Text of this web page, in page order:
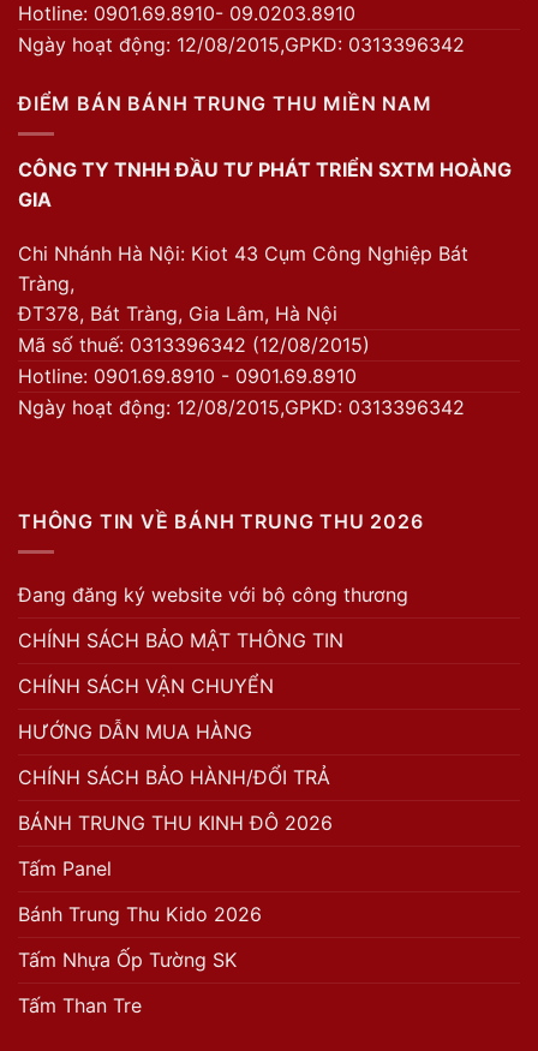
Hotline: 0901.69.8910- 09.0203.8910
Ngày hoạt động: 12/08/2015,GPKD: 0313396342
ĐIỂM BÁN BÁNH TRUNG THU MIỀN NAM
CÔNG TY TNHH ĐẦU TƯ PHÁT TRIỂN SXTM HOÀNG
GIA
Chi Nhánh Hà Nội: Kiot 43 Cụm Công Nghiệp Bát
Tràng,
ĐT378, Bát Tràng, Gia Lâm, Hà Nội
Mã số thuế: 0313396342 (12/08/2015)
Hotline: 0901.69.8910 - 0901.69.8910
Ngày hoạt động: 12/08/2015,GPKD: 0313396342
THÔNG TIN VỀ BÁNH TRUNG THU 2026
Đang đăng ký website với bộ công thương
CHÍNH SÁCH BẢO MẬT THÔNG TIN
CHÍNH SÁCH VẬN CHUYỂN
HƯỚNG DẪN MUA HÀNG
CHÍNH SÁCH BẢO HÀNH/ĐỔI TRẢ
BÁNH TRUNG THU KINH ĐÔ 2026
Tấm Panel
Bánh Trung Thu Kido 2026
Tấm Nhựa Ốp Tường SK
Tấm Than Tre